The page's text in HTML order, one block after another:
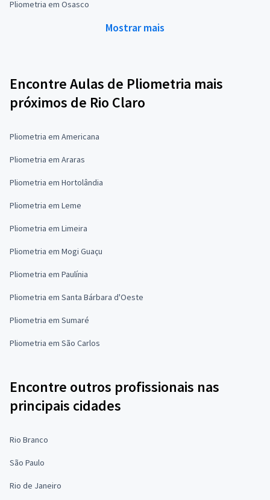
Pliometria em Osasco
Mostrar mais
Encontre Aulas de Pliometria mais
próximos de Rio Claro
Pliometria em Americana
Pliometria em Araras
Pliometria em Hortolândia
Pliometria em Leme
Pliometria em Limeira
Pliometria em Mogi Guaçu
Pliometria em Paulínia
Pliometria em Santa Bárbara d'Oeste
Pliometria em Sumaré
Pliometria em São Carlos
Encontre outros profissionais nas
principais cidades
Rio Branco
São Paulo
Rio de Janeiro